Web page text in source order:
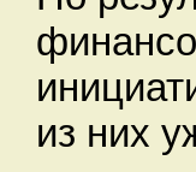
из них